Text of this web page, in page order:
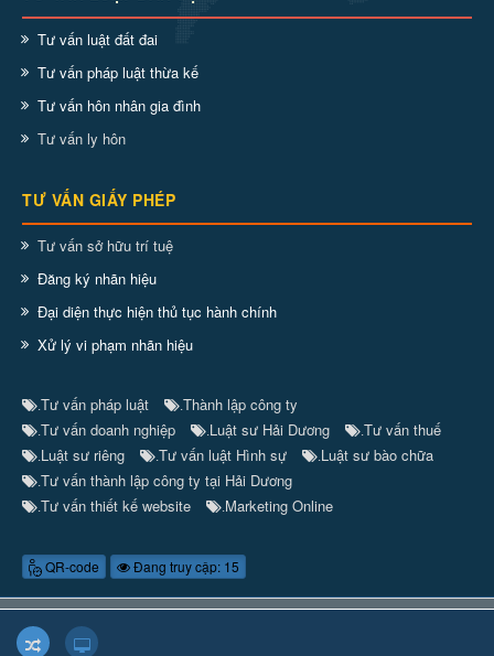
Tư vấn luật đất đai
Tư vấn pháp luật thừa kế
Tư vấn hôn nhân gia đình
Tư vấn ly hôn
TƯ VẤN GIẤY PHÉP
Tư vấn sở hữu trí tuệ
Đăng ký nhãn hiệu
Đại diện thực hiện thủ tục hành chính
Xử lý vi phạm nhãn hiệu
Tư vấn pháp luật Thành lập công ty
Tư vấn doanh nghiệp Luật sư Hải Dương Tư vấn thuế
Luật sư riêng Tư vấn luật Hình sự Luật sư bào chữa
Tư vấn thành lập công ty tại Hải Dương
Tư vấn thiết kế website Marketing Online
QR-code Đang truy cập: 15